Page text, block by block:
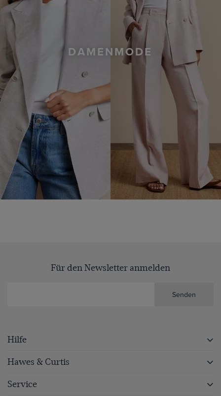
DAMENMODE
Für den Newsletter anmelden
Senden
Hilfe
Hawes & Curtis
Service